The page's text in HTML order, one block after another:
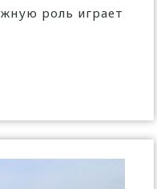
роль играет